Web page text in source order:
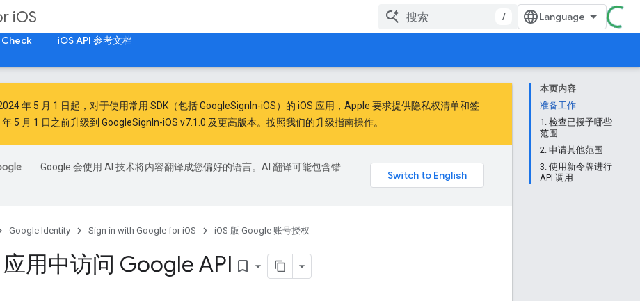
iOS
/
Check iOS API 参考文档
本页内容
准备工作
1. 检查已授予哪些
范围
2. 申请其他范围
3. 使用新令牌进行
API 调用
年 5 月 1 日起，对于使用常用 SDK（包括 GoogleSignIn-iOS）的 iOS 应用，Apple 要求提供隐私权清单和签
5 月 1 日之前升级到 GoogleSignIn-iOS v7.1.0 及更高版本。按照我们的升级指南操作。
Google 会使用 AI 技术将内容翻译成您偏好的语言。AI 翻译可能包含错
Google Identity Sign in with Google for iOS iOS 版 Google 账号授权
应用中访问 Google API bookmark_border